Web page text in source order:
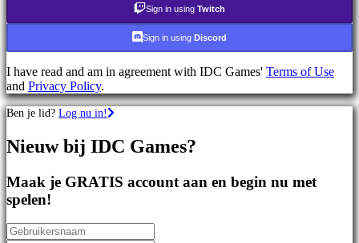
Simulation
Puzzle
games
Fighting
games
Demo's
Gemeenschap
Gameplay
In-
game
evenementen
Sign in using Twitch
Sign in using Discord
I have read and am in agreement with IDC Games' Terms of Use
and Privacy Policy.
Ben je lid? Log nu in!
Nieuw bij IDC Games?
Maak je GRATIS account aan en begin nu met
spelen!